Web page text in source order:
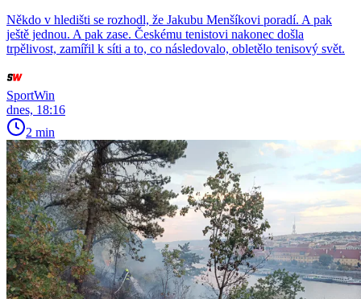
Někdo v hledišti se rozhodl, že Jakubu Menšíkovi poradí. A pak
ještě jednou. A pak zase. Českému tenistovi nakonec došla
trpělivost, zamířil k síti a to, co následovalo, obletělo tenisový svět.
SportWin
dnes, 18:16
2 min